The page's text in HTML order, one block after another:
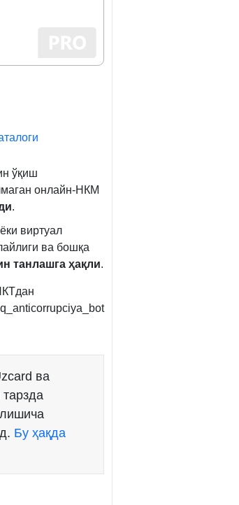
ўқиш
онлайн-НКМ
.
виртуал
ва бошқа
танлашга ҳақли.
ва
Бу ҳақда